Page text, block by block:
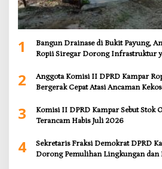
1
Bangun Drainase di Bukit Payung,
Ropii Siregar Dorong Infrastruktur
2
Anggota Komisi II DPRD Kampar
Bergerak Cepat Atasi Ancaman
3
Komisi II DPRD Kampar Sebut Stok
Terancam Habis Juli 2026
4
Sekretaris Fraksi Demokrat DPRD
Dorong Pemulihan Lingkungan dan